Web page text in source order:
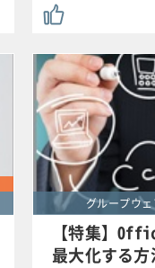
グループウ
【特集】
最大化する方